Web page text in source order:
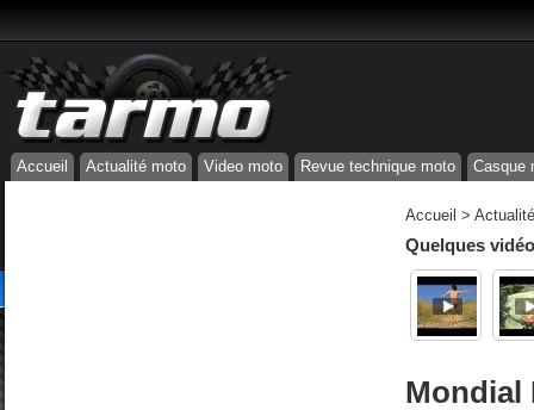
Accueil Actualité moto Video moto Revue technique moto Casque
Accueil >
Quelques
Mondial